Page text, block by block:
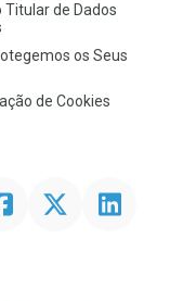
Titular de Dados
os Seus
de Cookies
Twitter Linkedin